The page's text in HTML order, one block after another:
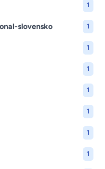
1
slovensko 1
1
1
1
1
1
1